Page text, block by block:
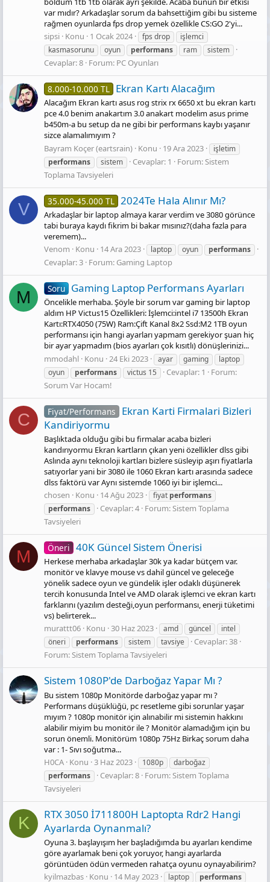
var mıdır? Arkadaşlar sorum da bahsettiğim gibi bu sisteme
rağmen oyunlarda fps drop yemek özellikle CS:GO 2'yi...
sipsi Konu 1 Ocak 2024 fps drop
işlemci
kasmasorunu
oyun performans ram sistem
Cevaplar: 8 Forum: PC Oyunları
8.000-10.000 TL Ekran Kartı Alacağım
Alacağım Ekran kartı asus rog strix rx 6650 xt bu ekran kartı
pce 4.0 benim anakartım 3.0 anakart modelim asus prime
b450m-a bu setup da ne gibi bir performans kaybı yaşanır
sizce alamalımıyım ?
Bayram Koçer (eartsrain) Konu 19 Ara 2023
işletim
performans
sistem Cevaplar: 1 Forum:Sistem
Toplama Tavsiyeleri
V 35.000-45.000 TL 2024Te Hala Alınır Mı?
Arkadaşlar bir laptop almaya karar verdim ve 3080 görünce
tabi buraya kaydı fikrim bi bakar mısınız?(daha fazla para
veremem)...
Venom
Konu 14 Ara 2023 laptop oyun performans
Cevaplar: 3 Forum: Gaming Laptop
M Soru Gaming Laptop Performans Ayarları
Öncelikle merhaba. Şöyle bir sorum var gaming bir laptop
aldım HP Victus15 Özellikleri: İşlemci:intel i7 13500h Ekran
Kartı:RTX4050 (75W) Ram:Çift Kanal 8x2 Ssd:M2 1TB oyun
performansı için hangi ayarları yapmam gerekiyor şuan hiç
bir ayar yapmadım (bios ayarları çok kısıtlı) dönüşlerinizi...
mmodahl Konu 24 Eki 2023 ayar gaming
laptop
oyun
performans victus 15 Cevaplar: 1
Forum:
Sorum Var Hocam!
C Fiyat/Performans
Ekran Karti Fi̇rmalari Bi̇zleri̇
Kandiriyormu
Başlıktada olduğu gibi bu firmalar acaba bizleri
kandırıyormu Ekran kartların çıkan yeni özellikler dlss gibi
Aslında aynı teknoloji kartları bizlere süsleyip aşırı fiyatlarla
satıyorlar yani bir 3080 ile 1060 Ekran kartı arasında sadece
dlss faktörü var Aynı sistemde 1060 iyi bir işlemci...
chosen
Konu 14 Ağu 2023 fiyat performans
performans
Cevaplar: 4 Forum:Sistem Toplama
Tavsiyeleri
M Öneri 40K Güncel Sistem Önerisi
Herkese merhaba arkadaşlar 30k ya kadar bütçem var.
monitör ve klavye mouse vs dahil güncel ve geleceğe
yönelik sadece oyun ve gündelik işler odaklı düşünerek
tercih konusunda Intel ve AMD olarak işlemci ve ekran kartı
farklarını (yazılım desteği,oyun performansı, enerji tüketimi
vs) belirterek...
murattt06 Konu 30 Haz 2023 amd güncel
intel
öneri
performans sistem tavsiye
Cevaplar: 38
Forum:Sistem Toplama Tavsiyeleri
Sistem 1080P'de Darboğaz Yapar Mı ?
Bu sistem 1080p Monitörde darboğaz yapar mı ?
Performans düşüklüğü, pc resetleme gibi sorunlar yaşar
mıyım ? 1080p monitör için alınabilir mi sistemin hakkını
alabilir miyim bu monitör ile ? Monitör alamadığım için bu
sorun önemli. Monitörüm 1080p 75Hz Birkaç sorum daha
var : 1- Sıvı soğutma...
H0CA Konu 3 Haz 2023 1080p
darboğaz
performans
Cevaplar: 8 Forum:Sistem Toplama
Tavsiyeleri
K
RTX 3050 İ711800H Laptopta Rdr2 Hangi
Ayarlarda Oynanmalı?
Oyuna 3. başlayışım her başladığımda bu ayarları kendime
göre ayarlamak beni çok yoruyor, hangi ayarlarda
görüntüden ödün vermeden rahatça oyunu oynayabilirim?
kyilmazbas Konu 14 May 2023 laptop
performans